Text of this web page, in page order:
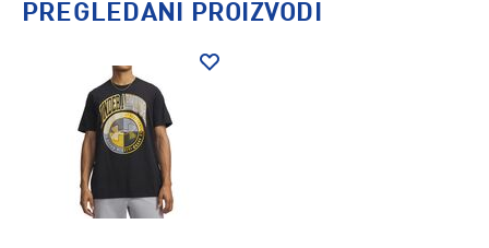
PREGLEDANI PROIZVODI